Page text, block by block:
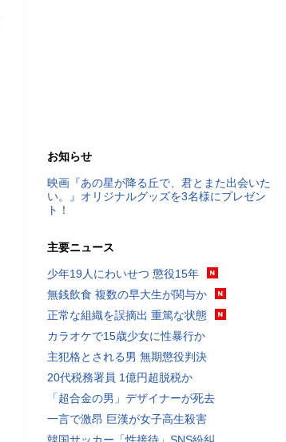
お知らせ
映画『あの星が降る丘で、君とまた出会いた
い。』オリジナルグッズを3名様にプレゼン
ト！
主要ニュース
少年19人にわいせつ 懲役15年
無銭飲食 複数の早大生が関与か
正常な組織を誤摘出 重篤な状態
カラオケで15歳少女に性暴行か
主犯格とされる男 無期懲役判決
20代税務署員 1億円超脱税か
「超合金の男」デザイナーが死去
一言で激昂 巨漢が女子高生殺害